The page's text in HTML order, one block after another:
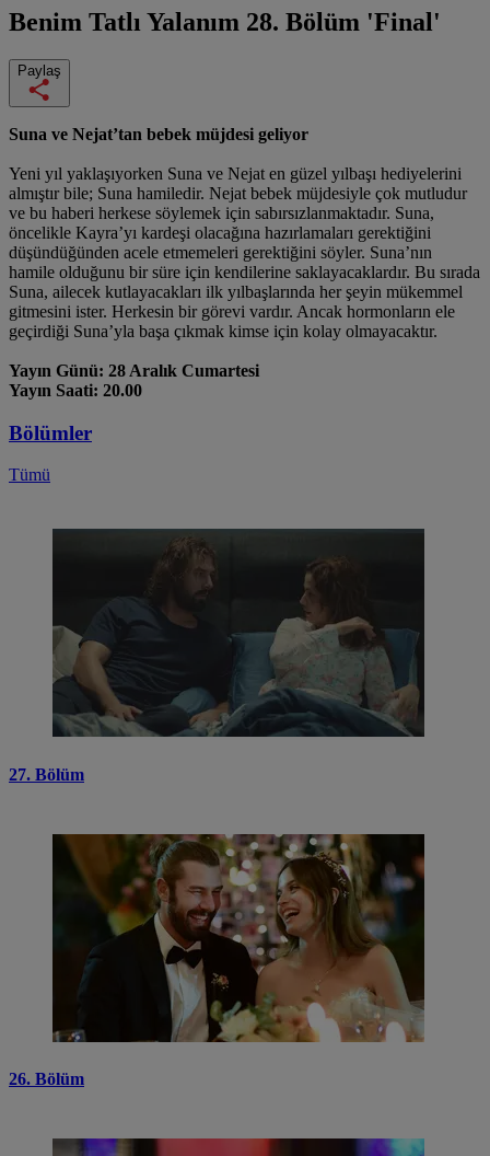
Benim Tatlı Yalanım 28. Bölüm 'Final'
Paylaş
Suna ve Nejat’tan bebek müjdesi geliyor
Yeni yıl yaklaşıyorken Suna ve Nejat en güzel yılbaşı hediyelerini
almıştır bile; Suna hamiledir. Nejat bebek müjdesiyle çok mutludur
ve bu haberi herkese söylemek için sabırsızlanmaktadır. Suna,
öncelikle Kayra’yı kardeşi olacağına hazırlamaları gerektiğini
düşündüğünden acele etmemeleri gerektiğini söyler. Suna’nın
hamile olduğunu bir süre için kendilerine saklayacaklardır. Bu sırada
Suna, ailecek kutlayacakları ilk yılbaşlarında her şeyin mükemmel
gitmesini ister. Herkesin bir görevi vardır. Ancak hormonların ele
geçirdiği Suna’yla başa çıkmak kimse için kolay olmayacaktır.
Yayın Günü: 28 Aralık Cumartesi
Yayın Saati: 20.00
Bölümler
Tümü
27. Bölüm
26. Bölüm